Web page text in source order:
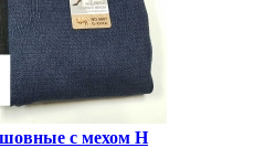
с мехом Н